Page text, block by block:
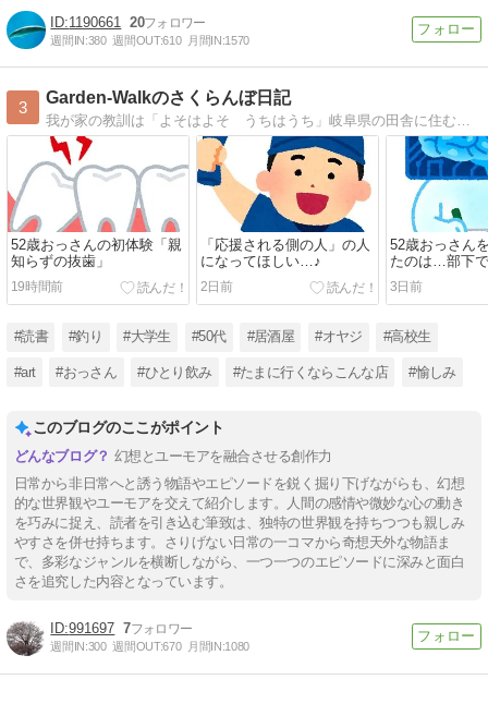
1190661 20
週間IN:380 週間OUT:610 月間IN:1570
3
Garden-Walkのさくらんぼ日記
52歳おっさんの初体験「親
知らずの抜歯」
19時間前
「応援される側の人」の人
になってほしい…♪
2日前
52歳おっさん
たのは…部下
た…（笑）
3日前
#読書 #釣り #大学生 #50代 #居酒屋 #オヤジ #高校生
#art #おっさん #ひとり飲み #たまに行くならこんな店 #愉しみ
このブログのここがポイント
幻想とユーモアを融合させる創作力
日常から非日常へと誘う物語やエピソードを鋭く掘り下げながらも、幻想
的な世界観やユーモアを交えて紹介します。人間の感情や微妙な心の動き
を巧みに捉え、読者を引き込む筆致は、独特の世界観を持ちつつも親しみ
やすさを併せ持ちます。さりげない日常の一コマから奇想天外な物語ま
で、多彩なジャンルを横断しながら、一つ一つのエピソードに深みと面白
さを追究した内容となっています。
991697 7
週間IN:300 週間OUT:670 月間IN:1080